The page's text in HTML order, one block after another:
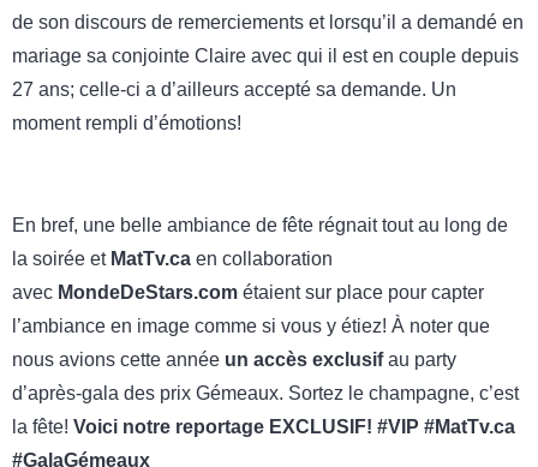
de son discours de remerciements et lorsqu’il a demandé en
mariage sa conjointe Claire avec qui il est en couple depuis
27 ans; celle-ci a d’ailleurs accepté sa demande. Un
moment rempli d’émotions!
En bref, une belle ambiance de fête régnait tout au long de
la soirée et MatTv.ca en collaboration
avec MondeDeStars.com étaient sur place pour capter
l’ambiance en image comme si vous y étiez! À noter que
nous avions cette année un accès exclusifau party
d’après-gala des prix Gémeaux. Sortez le champagne, c’est
la fête! Voici notre reportage EXCLUSIF! #VIP #MatTv.ca
#GalaGémeaux